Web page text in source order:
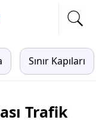
Sınır Kapıları
Trafik